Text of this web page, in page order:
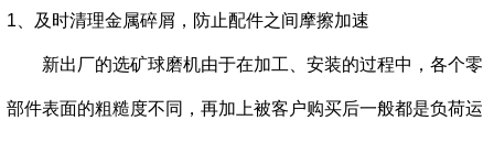
1、及时清理金属碎屑，防止配件之间摩擦加速
新出厂的选矿球磨机由于在加工、安装的过程中，各个零
部件表面的粗糙度不同，再加上被客户购买后一般都是负荷运